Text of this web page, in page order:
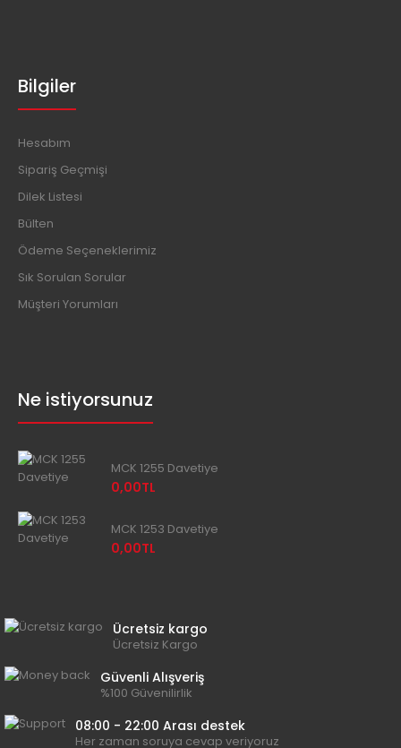
Bilgiler
Hesabım
Sipariş Geçmişi
Dilek Listesi
Bülten
Ödeme Seçeneklerimiz
Sık Sorulan Sorular
Müşteri Yorumları
Ne istiyorsunuz
MCK 1255 Davetiye
0,00TL
MCK 1253 Davetiye
0,00TL
Ücretsiz kargo
Ücretsiz Kargo
Güvenli Alışveriş
%100 Güvenilirlik
08:00 - 22:00 Arası destek
Her zaman soruya cevap veriyoruz